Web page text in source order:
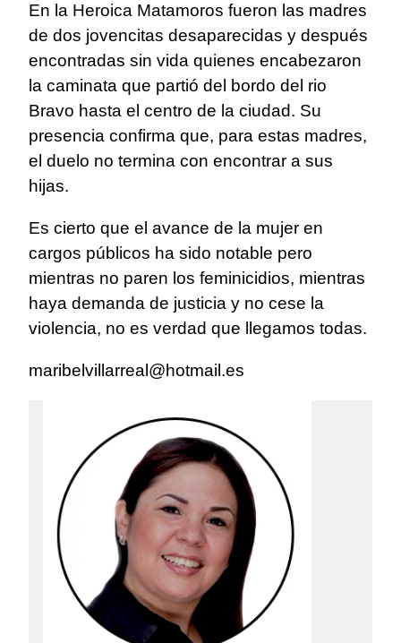
En la Heroica Matamoros fueron las madres
de dos jovencitas desaparecidas y después
encontradas sin vida quienes encabezaron
la caminata que partió del bordo del rio
Bravo hasta el centro de la ciudad. Su
presencia confirma que, para estas madres,
el duelo no termina con encontrar a sus
hijas.
Es cierto que el avance de la mujer en
cargos públicos ha sido notable pero
mientras no paren los feminicidios, mientras
haya demanda de justicia y no cese la
violencia, no es verdad que llegamos todas.
maribelvillarreal@hotmail.es